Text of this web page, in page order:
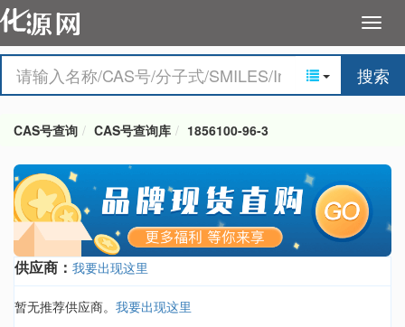
搜索
CAS号查询 CAS号查询库 1856100-96-3
供应商： 我要出现这里
暂无推荐供应商。 我要出现这里